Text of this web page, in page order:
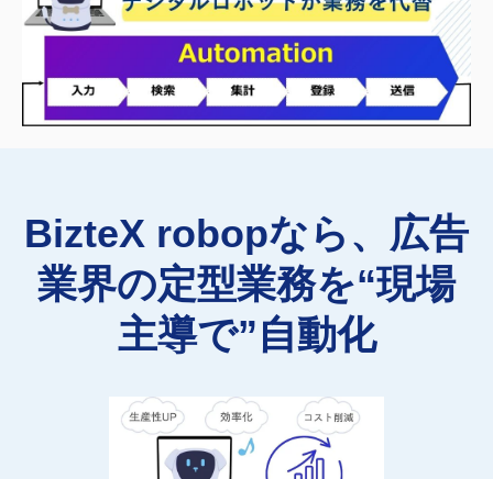
BizteX robopなら、広告
業界の定型業務を“現場
主導で”自動化